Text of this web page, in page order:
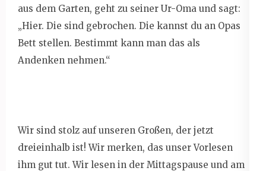
aus dem Garten, geht zu seiner Ur-Oma und sagt:
„Hier. Die sind gebrochen. Die kannst du an Opas
Bett stellen. Bestimmt kann man das als
Andenken nehmen.“
Wir sind stolz auf unseren Großen, der jetzt
dreieinhalb ist! Wir merken, das unser Vorlesen
ihm gut tut. Wir lesen in der Mittagspause und am